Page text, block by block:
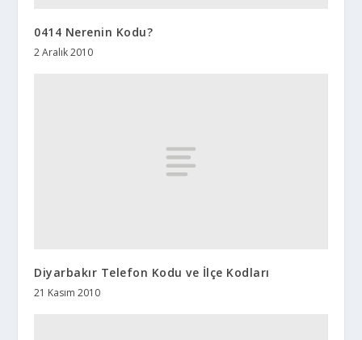
0414 Nerenin Kodu?
2 Aralık 2010
Diyarbakır Telefon Kodu ve İlçe Kodları
21 Kasım 2010